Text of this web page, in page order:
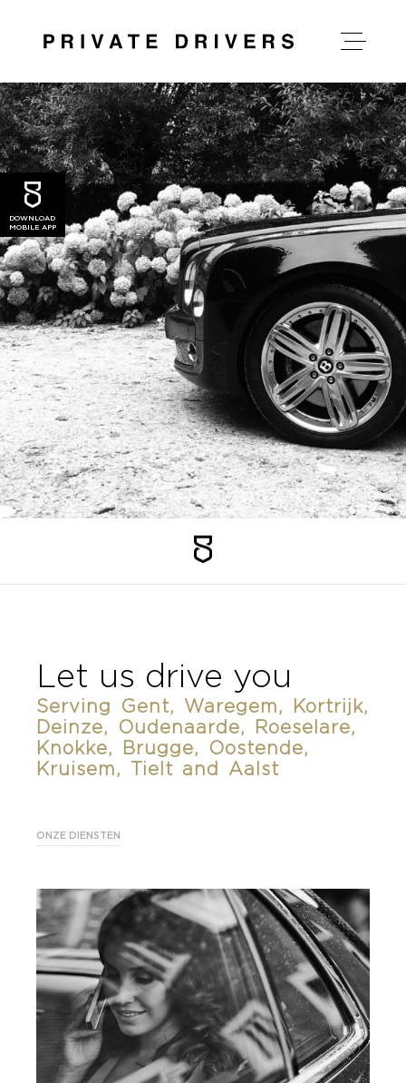
Let us drive you
Serving Gent, Waregem, Kortrijk,
Deinze, Oudenaarde, Roeselare,
Knokke, Brugge, Oostende,
Kruisem, Tielt and Aalst
ONZE DIENSTEN
DOWNLOAD
MOBILE APP
over private drivers
onze diensten
onze tarieven
nieuws
contact
Faq
Vacatures
EN